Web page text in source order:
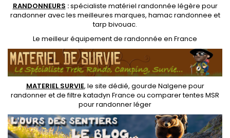
RANDONNEURS :spécialiste matériel randonnée légère pour
randonner avec les meilleures marques, hamac randonnee et
tarp bivouac.
Le meilleur équipement de randonnée en France
MATERIEL SURVIE, le site dédié, gourde Nalgene pour
randonneret defiltre katadyn France ou comparer tentes MSR
pour randonner léger